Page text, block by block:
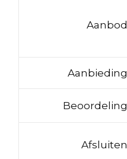
Aanbod
Aanbieding
Beoordeling
Afsluiten